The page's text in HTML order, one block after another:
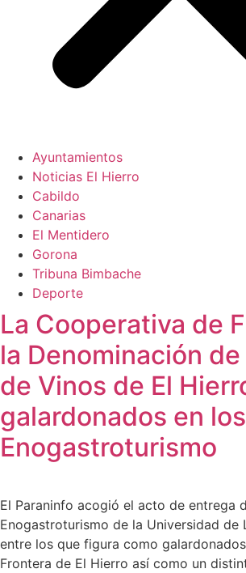
Ayuntamientos
Noticias El Hierro
Cabildo
Canarias
El Mentidero
Gorona
Tribuna Bimbache
Deporte
La Cooperativa de
la Denominación
de Vinos de El
galardonados en
Enogastroturismo
El Paraninfo acogió el acto de entrega
Enogastroturismo de la Universidad de
entre los que figura como
Frontera de El Hierro así como un